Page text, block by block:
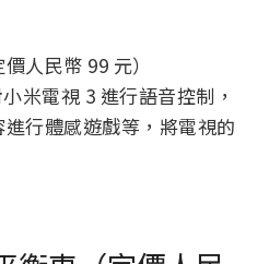
人民幣 99 元）
米電視 3 進行語音控制，
行體感遊戲等，將電視的